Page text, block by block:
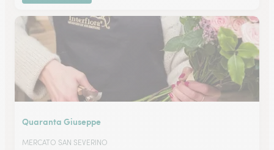
Quaranta Giuseppe
MERCATO SAN SEVERINO